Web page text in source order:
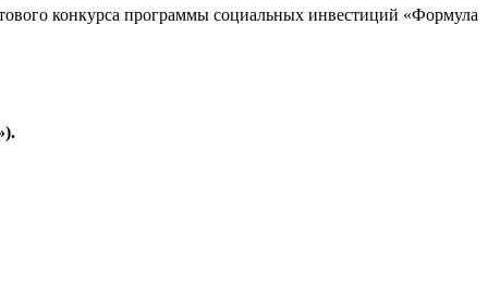
конкурса программы социальных инвестиций «Формула